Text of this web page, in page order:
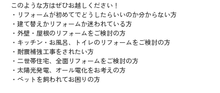
このような方はぜひお越しください！
・リフォームが初めてでどうしたらいいのか分からない方
・建て替えかリフォームか迷われている方
・外壁・屋根のリフォームをご検討の方
・キッチン・お風呂、トイレのリフォームをご検討の方
・耐震補強工事をされたい方
・二世帯住宅、全面リフォームをご検討の方
・太陽光発電、オール電化をお考えの方
・ペットを飼われてお困りの方